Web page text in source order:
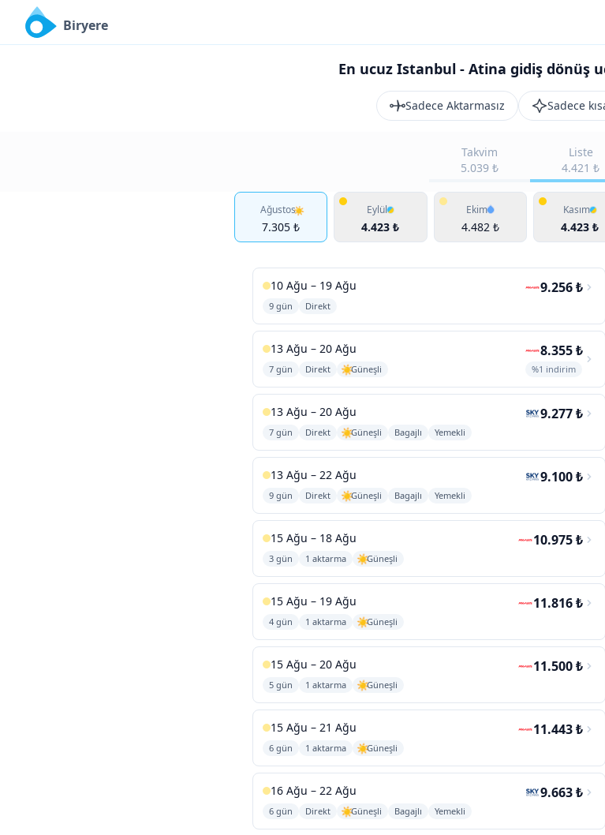
Biryere
En ucuz Istanbul - Atina gidiş dönüş
Sadece Aktarmasız Sadece
Takvim
5.039 ₺
Liste
4.421 ₺
Ağustos
7.305 ₺
Eylül
4.423 ₺
Ekim
4.482 ₺
Kasım
4.423 ₺
10 Ağu – 19 Ağu
9 gün Direkt
9.256 ₺
13 Ağu – 20 Ağu
7 gün Direkt Güneşli
8.355 ₺
%1 indirim
13 Ağu – 20 Ağu
7 gün Direkt Güneşli Bagajlı Yemekli
9.277 ₺
13 Ağu – 22 Ağu
9 gün Direkt Güneşli Bagajlı Yemekli
9.100 ₺
15 Ağu – 18 Ağu
3 gün 1 aktarma Güneşli
10.975 ₺
15 Ağu – 19 Ağu
4 gün 1 aktarma Güneşli
11.816 ₺
15 Ağu – 20 Ağu
5 gün 1 aktarma Güneşli
11.500 ₺
15 Ağu – 21 Ağu
6 gün 1 aktarma Güneşli
11.443 ₺
16 Ağu – 22 Ağu
6 gün Direkt Güneşli Bagajlı Yemekli
9.663 ₺